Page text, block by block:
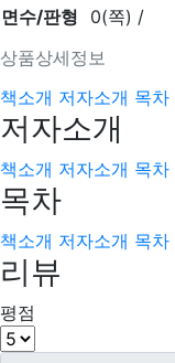
상품상세정보
면수/판형
0(쪽) /
책소개 저자소개 목차
저자소개
책소개 저자소개 목차
목차
책소개 저자소개 목차
리뷰
평점